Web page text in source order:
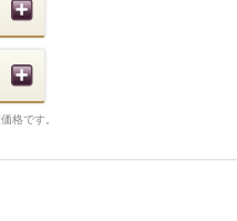
格です。